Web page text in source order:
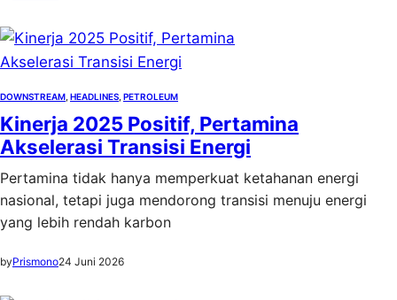
DOWNSTREAM HEADLINES PETROLEUM
Kinerja 2025 Positif, Pertamina
Akselerasi Transisi Energi
Pertamina tidak hanya memperkuat ketahanan energi
nasional, tetapi juga mendorong transisi menuju energi
yang lebih rendah karbon
byPrismono24 Juni 2026